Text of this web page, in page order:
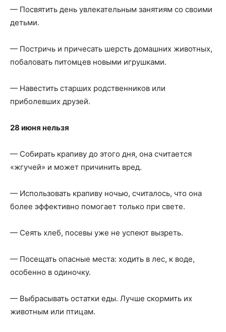
— Посвятить день увлекательным занятиям со своими
детьми.
— Постричь и причесать шерсть домашних животных,
побаловать питомцев новыми игрушками.
— Навестить старших родственников или
приболевших друзей.
28 июня нельзя
— Собирать крапиву до этого дня, она считается
«жгучей» и может причинить вред.
— Использовать крапиву ночью, считалось, что она
более эффективно помогает только при свете.
— Сеять хлеб, посевы уже не успеют вызреть.
— Посещать опасные места: ходить в лес, к воде,
особенно в одиночку.
— Выбрасывать остатки еды. Лучше скормить их
животным или птицам.